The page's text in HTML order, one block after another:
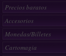
Precios baratos
Accesorios
Monedas/Billetes
Cartomagia